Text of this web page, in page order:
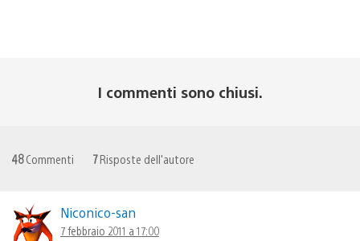
I commenti sono chiusi.
48Commenti 7Risposte dell'autore
Niconico-san
7 febbraio 2011 a 17:00